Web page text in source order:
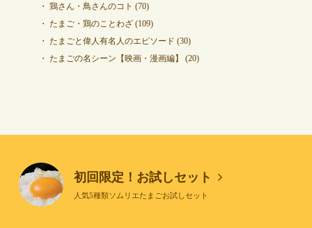
鶏さん・鳥さんのコト (70)
たまご・鶏のことわざ(109)
たまごと偉人有名人のエピソード (30)
たまごの名シーン【映画・漫画編】
(20)
初回限定！お試しセット
人気5種類ソムリエたまごお試しセット